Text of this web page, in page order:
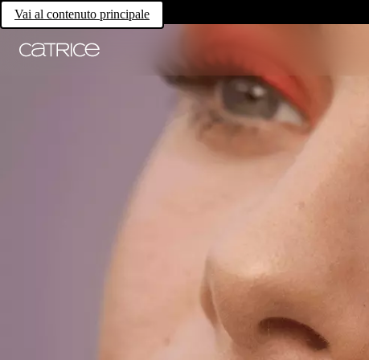
Vai al contenuto principale